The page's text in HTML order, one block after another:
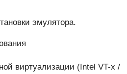
эмулятора.
виртуализации (Intel VT-x /